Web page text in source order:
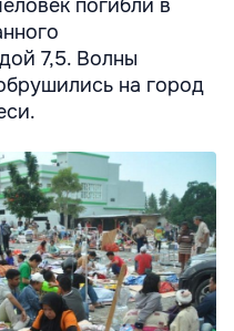
погибли в
7,5. Волны
на город